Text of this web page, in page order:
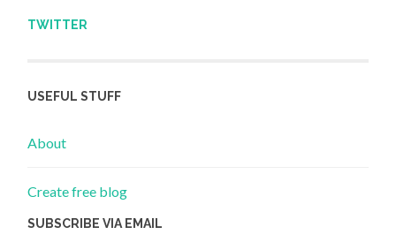
TWITTER
USEFUL STUFF
About
Create free blog
SUBSCRIBE VIA EMAIL